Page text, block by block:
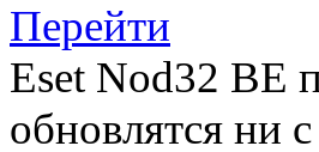
Перейти
Eset Nod32 BE
обновлятся ни